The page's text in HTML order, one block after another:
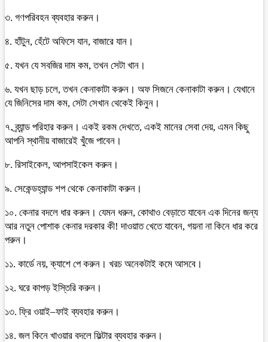
৩. গণপরিবহন ব্যবহার করুন।
৪. হাঁটুন, হেঁটে অফিসে যান, বাজারে যান।
৫. যখন যে সবজির দাম কম, তখন সেটা খান।
৬. যখন ছাড় চলে, তখন কেনাকাটা করুন। অফ সিজনে কেনাকাটা করুন। যেখানে
যে জিনিসের দাম কম, সেটা সেখান থেকেই কিনুন।
৭. ব্র্যান্ড পরিহার করুন। একই রকম দেখতে, একই মানের সেবা দেয়, এমন কিছু
আপনি স্থানীয় বাজারেই খুঁজে পাবেন।
৮. রিসাইকেল, আপসাইকেল করুন।
৯. সেকেন্ডহ্যান্ড শপ থেকে কেনাকাটা করুন।
১০. কেনার বদলে ধার করুন। যেমন ধরুন, কোথাও বেড়াতে যাবেন এক দিনের জন্য
আর নতুন পোশাক কেনার দরকার কী! দাওয়াত খেতে যাবেন, গয়না না কিনে ধার করে
পরুন।
১১. কার্ডে নয়, ক্যাশে পে করুন। খরচ অনেকটাই কমে আসবে।
১২. ঘরে কাপড় ইস্তিরি করুন।
১৩. ফ্রি ওয়াই–ফাই ব্যবহার করুন।
১৪. জল কিনে খাওয়ার বদলে ফিল্টার ব্যবহার করুন।